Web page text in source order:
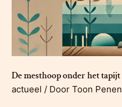
De mesthoop onder het tapijt
actueel / Door Toon Penen